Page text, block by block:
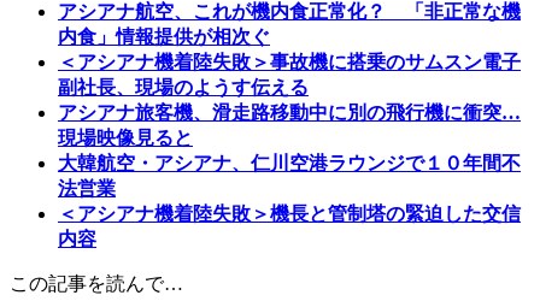
アシアナ航空、これが機内食正常化？ 「非正常な機
内食」情報提供が相次ぐ
＜アシアナ機着陸失敗＞事故機に搭乗のサムスン電子
副社長、現場のようす伝える
アシアナ旅客機、滑走路移動中に別の飛行機に衝突…
現場映像見ると
大韓航空・アシアナ、仁川空港ラウンジで１０年間不
法営業
＜アシアナ機着陸失敗＞機長と管制塔の緊迫した交信
内容
この記事を読んで…